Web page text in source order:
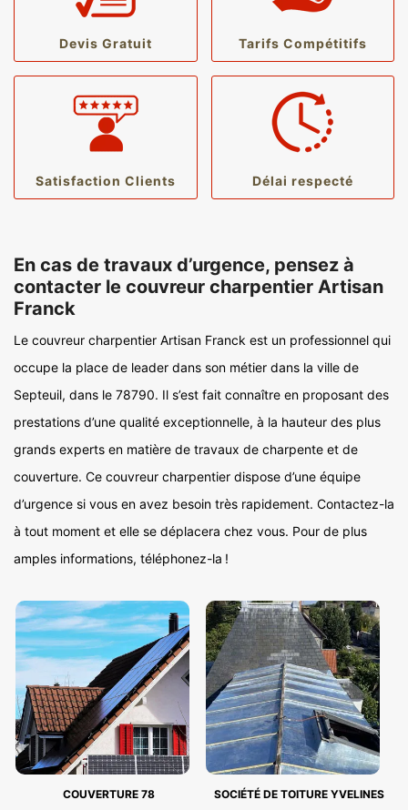
Devis Gratuit Tarifs Compétitifs
Satisfaction Clients Délai respecté
En cas de travaux d’urgence, pensez à
contacter le couvreur charpentier Artisan
Franck
Le couvreur charpentier Artisan Franck est un professionnel qui
occupe la place de leader dans son métier dans la ville de
Septeuil, dans le 78790. Il s’est fait connaître en proposant des
prestations d’une qualité exceptionnelle, à la hauteur des plus
grands experts en matière de travaux de charpente et de
couverture. Ce couvreur charpentier dispose d’une équipe
d’urgence si vous en avez besoin très rapidement. Contactez-la
à tout moment et elle se déplacera chez vous. Pour de plus
amples informations, téléphonez-la !
COUVERTURE 78 SOCIÉTÉ DE TOITURE YVELINES